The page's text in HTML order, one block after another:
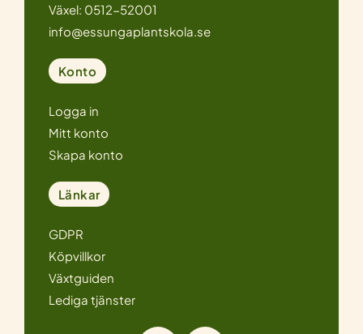
Växel: 0512-52001
info@essungaplantskola.se
Konto
Logga in
Mitt konto
Skapa konto
Länkar
GDPR
Köpvillkor
Växtguiden
Lediga tjänster